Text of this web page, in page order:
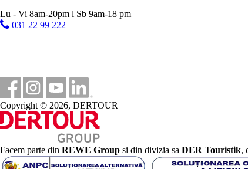
Lu - Vi 8am-20pm l Sb 9am-18 pm
031 22 99 222
Copyright © 2026, DERTOUR
Facem parte din REWE Group si din divizia sa DER Touristik,